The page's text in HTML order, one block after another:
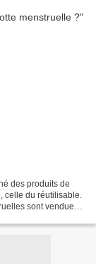
des produits de
celle du réutilisable.
sont vendues